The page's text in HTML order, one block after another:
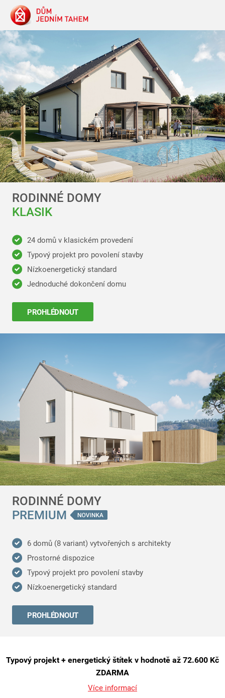
RODINNÉ DOMY
KLASIK
24 domů v klasickém provedení
Typový projekt pro povolení stavby
Nízkoenergetický standard
Jednoduché dokončení domu
PROHLÉDNOUT
RODINNÉ DOMY
PREMIUM
6 domů (8 variant) vytvořených s architekty
Prostorné dispozice
Typový projekt pro povolení stavby
Nízkoenergetický standard
PROHLÉDNOUT
Typový projekt + energetický štítek v hodnotě až 72.600 Kč
ZDARMA
Více informací